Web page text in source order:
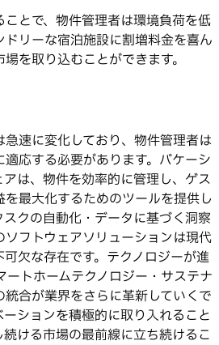
とで、物件管理者は環境負荷を低
リーな宿泊施設に割増料金を喜ん
を取り込むことができます。
速に変化しており、物件管理者は
応する必要があります。バケーシ
は、物件を効率的に管理し、ゲス
を最大化するためのツールを提供し
クの自動化・データに基づく洞察
フトウェアソリューションは現代
欠な存在です。テクノロジーが進
トホームテクノロジー・サステナ
合が業界をさらに革新していくで
ションを積極的に取り入れること
ける市場の最前線に立ち続けるこ